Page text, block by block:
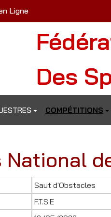
Ligne
Des
COMPÉTITIONS
National
Saut d'Obstacles
F.T.S.E